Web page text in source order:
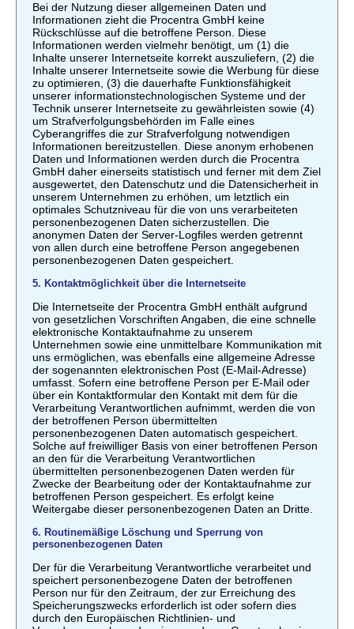
Bei der Nutzung dieser allgemeinen Daten und
Informationen zieht die Procentra GmbH keine
Rückschlüsse auf die betroffene Person. Diese
Informationen werden vielmehr benötigt, um (1) die
Inhalte unserer Internetseite korrekt auszuliefern, (2) die
Inhalte unserer Internetseite sowie die Werbung für diese
zu optimieren, (3) die dauerhafte Funktionsfähigkeit
unserer informationstechnologischen Systeme und der
Technik unserer Internetseite zu gewährleisten sowie (4)
um Strafverfolgungsbehörden im Falle eines
Cyberangriffes die zur Strafverfolgung notwendigen
Informationen bereitzustellen. Diese anonym erhobenen
Daten und Informationen werden durch die Procentra
GmbH daher einerseits statistisch und ferner mit dem Ziel
ausgewertet, den Datenschutz und die Datensicherheit in
unserem Unternehmen zu erhöhen, um letztlich ein
optimales Schutzniveau für die von uns verarbeiteten
personenbezogenen Daten sicherzustellen. Die
anonymen Daten der Server-Logfiles werden getrennt
von allen durch eine betroffene Person angegebenen
personenbezogenen Daten gespeichert.
5. Kontaktmöglichkeit über die Internetseite
Die Internetseite der Procentra GmbH enthält aufgrund
von gesetzlichen Vorschriften Angaben, die eine schnelle
elektronische Kontaktaufnahme zu unserem
Unternehmen sowie eine unmittelbare Kommunikation mit
uns ermöglichen, was ebenfalls eine allgemeine Adresse
der sogenannten elektronischen Post (E-Mail-Adresse)
umfasst. Sofern eine betroffene Person per E-Mail oder
über ein Kontaktformular den Kontakt mit dem für die
Verarbeitung Verantwortlichen aufnimmt, werden die von
der betroffenen Person übermittelten
personenbezogenen Daten automatisch gespeichert.
Solche auf freiwilliger Basis von einer betroffenen Person
an den für die Verarbeitung Verantwortlichen
übermittelten personenbezogenen Daten werden für
Zwecke der Bearbeitung oder der Kontaktaufnahme zur
betroffenen Person gespeichert. Es erfolgt keine
Weitergabe dieser personenbezogenen Daten an Dritte.
6. Routinemäßige Löschung und Sperrung von
personenbezogenen Daten
Der für die Verarbeitung Verantwortliche verarbeitet und
speichert personenbezogene Daten der betroffenen
Person nur für den Zeitraum, der zur Erreichung des
Speicherungszwecks erforderlich ist oder sofern dies
durch den Europäischen Richtlinien- und